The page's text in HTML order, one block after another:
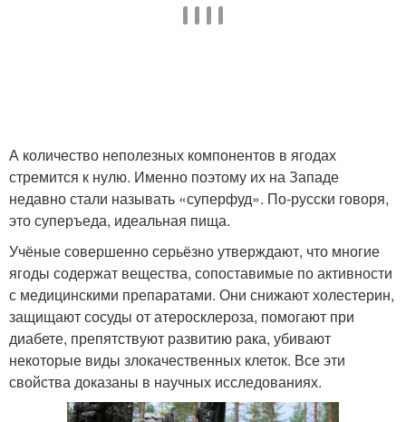
А количество неполезных компонентов в ягодах
стремится к нулю. Именно поэтому их на Западе
недавно стали называть «суперфуд». По-русски говоря,
это суперъеда, идеальная пища.
Учёные совершенно серьёзно утверждают, что многие
ягоды содержат вещества, сопоставимые по активности
с медицинскими препаратами. Они снижают холестерин,
защищают сосуды от атеросклероза, помогают при
диабете, препятствуют развитию рака, убивают
некоторые виды злокачественных клеток. Все эти
свойства доказаны в научных исследованиях.